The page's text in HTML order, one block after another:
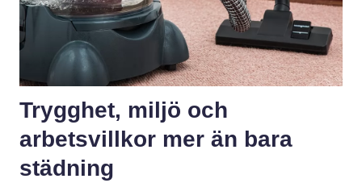
Trygghet, miljö och
arbetsvillkor mer än bara
städning